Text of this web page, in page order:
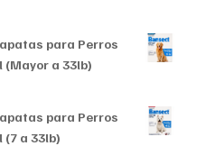
para Perros
(Mayor a 33lb)
para Perros
(7 a 33lb)